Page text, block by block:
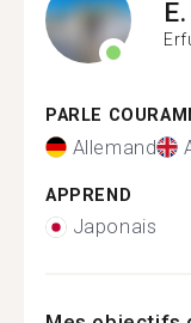
E.
PARLE
Allemand
APPREND
Japonais